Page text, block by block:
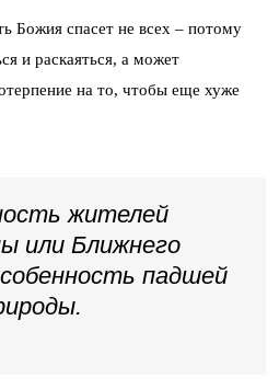
Божия спасет не всех – потому
и раскаяться, а может
на то, чтобы еще хуже
жителей
или Ближнего
падшей